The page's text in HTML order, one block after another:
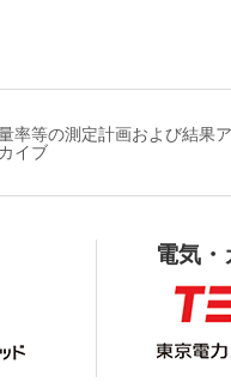
率等の測定計画および結果ア
イブ
電気・